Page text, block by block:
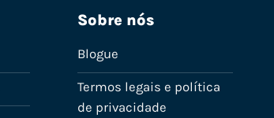
Sobre nós
Blogue
Termos legais e política
de privacidade